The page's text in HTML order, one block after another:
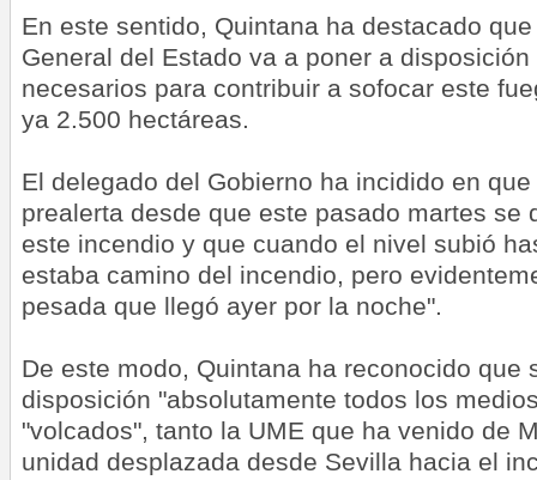
En este sentido, Quintana ha destacado
General del Estado va a poner a
necesarios para contribuir a sofocar este
ya 2.500 hectáreas.
El delegado del Gobierno ha incidido en
prealerta desde que este pasado martes se
este incendio y que cuando el nivel subió
estaba camino del incendio, pero
pesada que llegó ayer por la noche".
De este modo, Quintana ha reconocido que
disposición "absolutamente todos los
"volcados", tanto la UME que ha venido de
unidad desplazada desde Sevilla hacia el